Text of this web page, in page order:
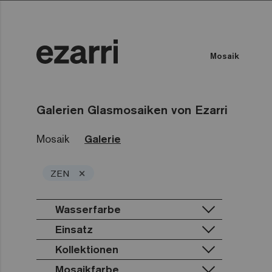
Mosaik
Galerien Glasmosaiken von Ezarri
Mosaik Galerie
ZEN ×
Wasserfarbe
Einsatz
Privatpool
Öffentliches Schwimmbad
Kollektionen